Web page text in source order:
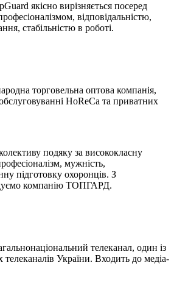
якісно вирізняється посеред
відповідальністю,
стабільністю в роботі.
торговельна оптова компанія,
HoReCa та приватних
подяку за висококласну
мужність,
підготовку охоронців. З
компанію ТОПГАРД.
телеканал, один із
України. Входить до медіа-